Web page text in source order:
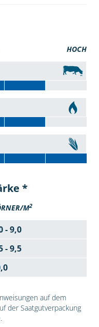
HOCH
*
M2
- 9,0
- 9,5
auf dem
der Saatgutverpackung